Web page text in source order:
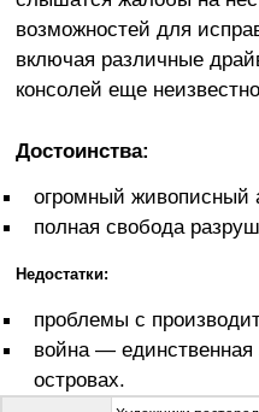
возможностей для
включая различные
консолей еще
Достоинства:
огромный живописный
полная свобода
Недостатки:
проблемы с
война — единственная
островах.